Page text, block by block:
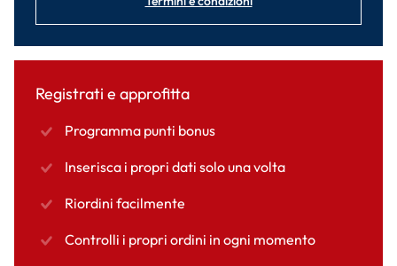
Registrati e approfitta
Programma punti bonus
Inserisca i propri dati solo una volta
Riordini facilmente
Controlli i propri ordini in ogni momento